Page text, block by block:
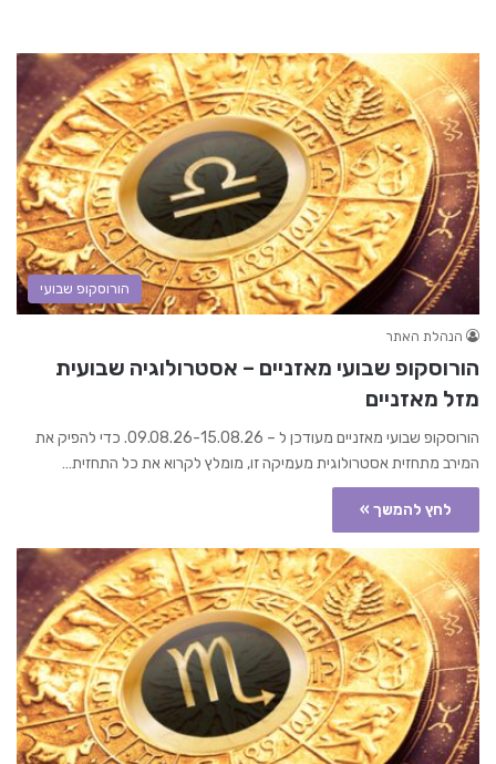
הורוסקופ שבועי
הנהלת האתר
הורוסקופ שבועי מאזניים – אסטרולוגיה שבועית
מזל מאזניים
הורוסקופ שבועי מאזניים מעודכן ל – 09.08.26-15.08.26. כדי להפיק את
המירב מתחזית אסטרולוגית מעמיקה זו, מומלץ לקרוא את כל התחזית…
לחץ להמשך »